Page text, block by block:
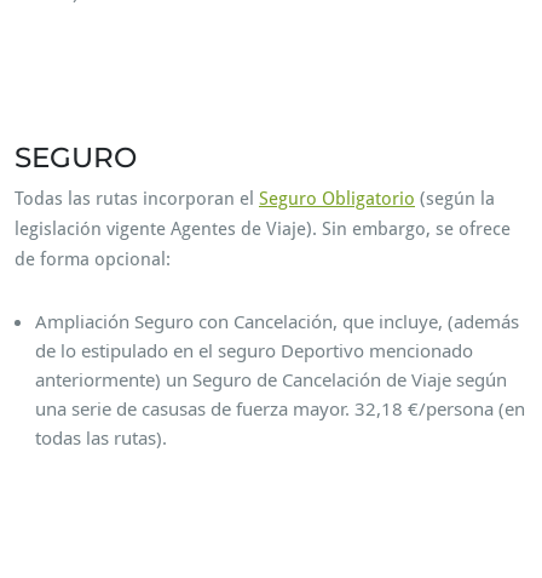
SEGURO
Todas las rutas incorporan el Seguro Obligatorio (según la
legislación vigente Agentes de Viaje). Sin embargo, se ofrece
de forma opcional:
Ampliación Seguro con Cancelación, que incluye, (además
de lo estipulado en el seguro Deportivo mencionado
anteriormente) un Seguro de Cancelación de Viaje según
una serie de casusas de fuerza mayor. 32,18 €/persona (en
todas las rutas).